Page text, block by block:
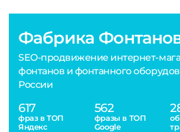
Фабрика
SEO-продвижение интернет-
фонтанов и фонтанного
России
617
фраз в ТОП
Яндекс
562
фразы в ТОП
Google